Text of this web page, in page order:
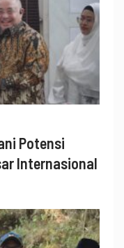
Potensi
Internasional